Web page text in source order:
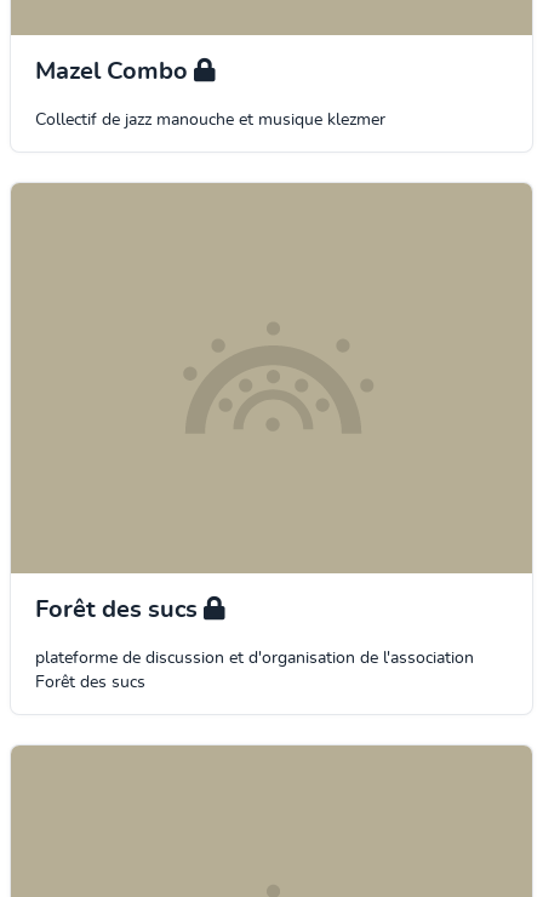
Mazel Combo
Collectif de jazz manouche et musique klezmer
Forêt des sucs
plateforme de discussion et d'organisation de l'association
Forêt des sucs